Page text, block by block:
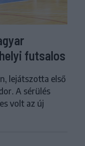
futsalos
lejátszotta első
A sérülés
volt az új